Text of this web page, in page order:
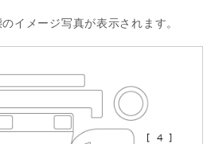
イメージ写真が表示されます。